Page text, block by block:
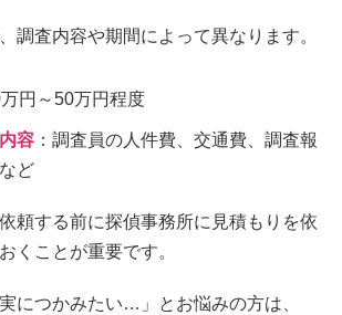
調査内容や期間によって異なります。
円～50万円程度
容 ：調査員の人件費、交通費、調査報
ど
頼する前に探偵事務所に見積もりを依
くことが重要です。
につかみたい…」とお悩みの方は、